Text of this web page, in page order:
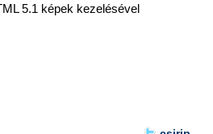
5.1 képek kezelésével